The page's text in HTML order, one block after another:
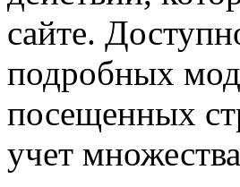
сайте.
подробных
посещенных
учет